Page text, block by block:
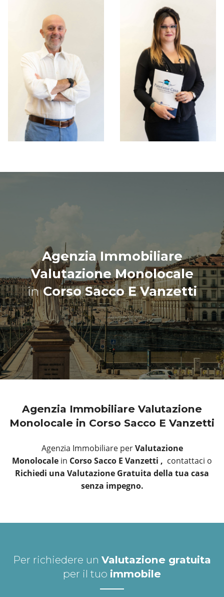
Agenzia Immobiliare
Valutazione Monolocale
inCorso Sacco E Vanzetti
Agenzia Immobiliare Valutazione
Monolocale in Corso Sacco E Vanzetti
Agenzia Immobiliare perValutazione
Monolocale in Corso Sacco E Vanzetti , contattaci o
Richiedi una Valutazione Gratuita della tua casa
senza impegno.
Per richiedere un Valutazione gratuita
per il tuo immobile